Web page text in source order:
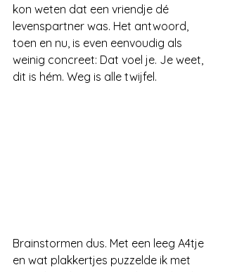
kon weten dat een vriendje dé
levenspartner was. Het antwoord,
toen en nu, is even eenvoudig als
weinig concreet: Dat voel je. Je weet,
dit is hém. Weg is alle twijfel.
Brainstormen dus. Met een leeg A4tje
en wat plakkertjes puzzelde ik met